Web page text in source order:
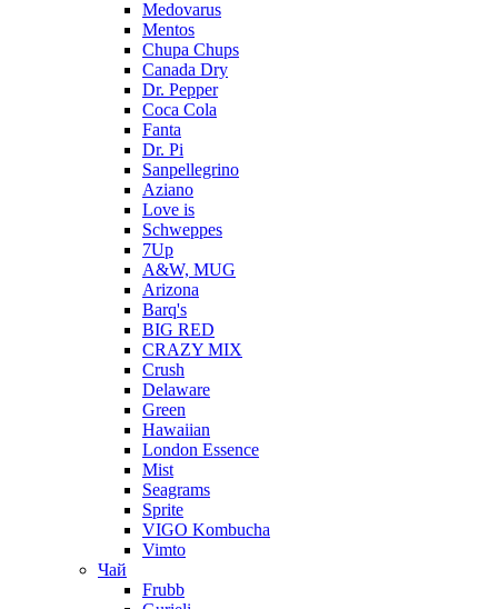
Medovarus
Mentos
Chupa Chups
Canada Dry
Dr. Pepper
Coca Cola
Fanta
Dr. Pi
Sanpellegrino
Aziano
Love is
Schweppes
7Up
A&W, MUG
Arizona
Barq's
BIG RED
CRAZY MIX
Crush
Delaware
Green
Hawaiian
London Essence
Mist
Seagrams
Sprite
VIGO Kombucha
Vimto
Чай
Frubb